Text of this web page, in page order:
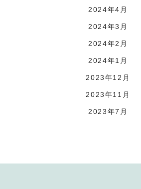
2024年4月
2024年3月
2024年2月
2024年1月
2023年12月
2023年11月
2023年7月